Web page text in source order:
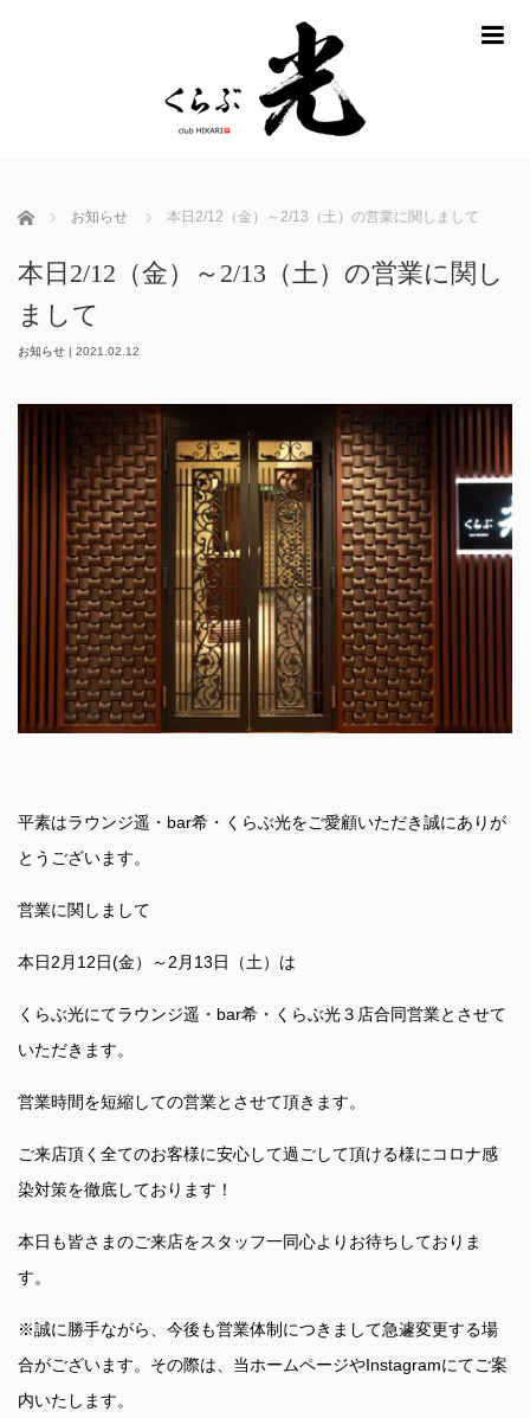
ホーム お知らせ 本日2/12（金）～2/13（土）の営業に関しまして
本日2/12（金）～2/13（土）の営業に関し
まして
お知らせ | 2021.02.12
平素はラウンジ遥・bar希・くらぶ光をご愛顧いただき誠にありが
とうございます。
営業に関しまして
本日2月12日(金）～2月13日（土）は
くらぶ光にてラウンジ遥・bar希・くらぶ光３店合同営業とさせて
いただきます。
営業時間を短縮しての営業とさせて頂きます。
ご来店頂く全てのお客様に安心して過ごして頂ける様にコロナ感
染対策を徹底しております！
本日も皆さまのご来店をスタッフ一同心よりお待ちしておりま
す。
※誠に勝手ながら、今後も営業体制につきまして急遽変更する場
合がございます。その際は、当ホームページやInstagramにてご案
内いたします。